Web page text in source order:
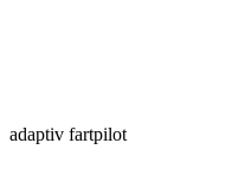
adaptiv fartpilot